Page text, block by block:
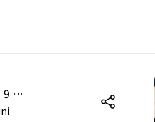
Symphony No. 9 in D Minor, Op. 125 "Choral": IV. (c) Allegro assai. "Freude, Freude!" -